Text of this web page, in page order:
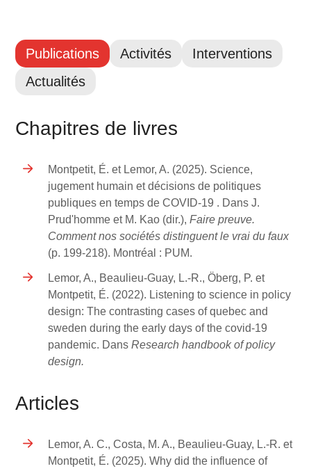
Publications Activités
Interventions
Actualités
Chapitres de livres
Montpetit, É. et Lemor, A. (2025). Science,
jugement humain et décisions de politiques
publiques en temps de COVID-19 . Dans J.
Prud'homme et M. Kao (dir.),Faire preuve.
Comment nos sociétés distinguent le vrai du faux
(p. 199-218). Montréal : PUM.
Lemor, A., Beaulieu-Guay, L.-R., Öberg, P. et
Montpetit, É. (2022). Listening to science in policy
design: The contrasting cases of quebec and
sweden during the early days of the covid-19
pandemic. DansResearch handbook of policy
design.
Articles
Lemor, A. C., Costa, M. A., Beaulieu-Guay, L.-R. et
Montpetit, É. (2025). Why did the influence of